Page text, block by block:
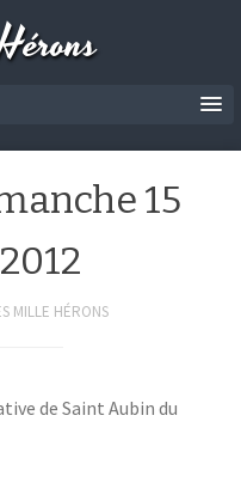
15
MILLE HÉRONS
de Saint Aubin du